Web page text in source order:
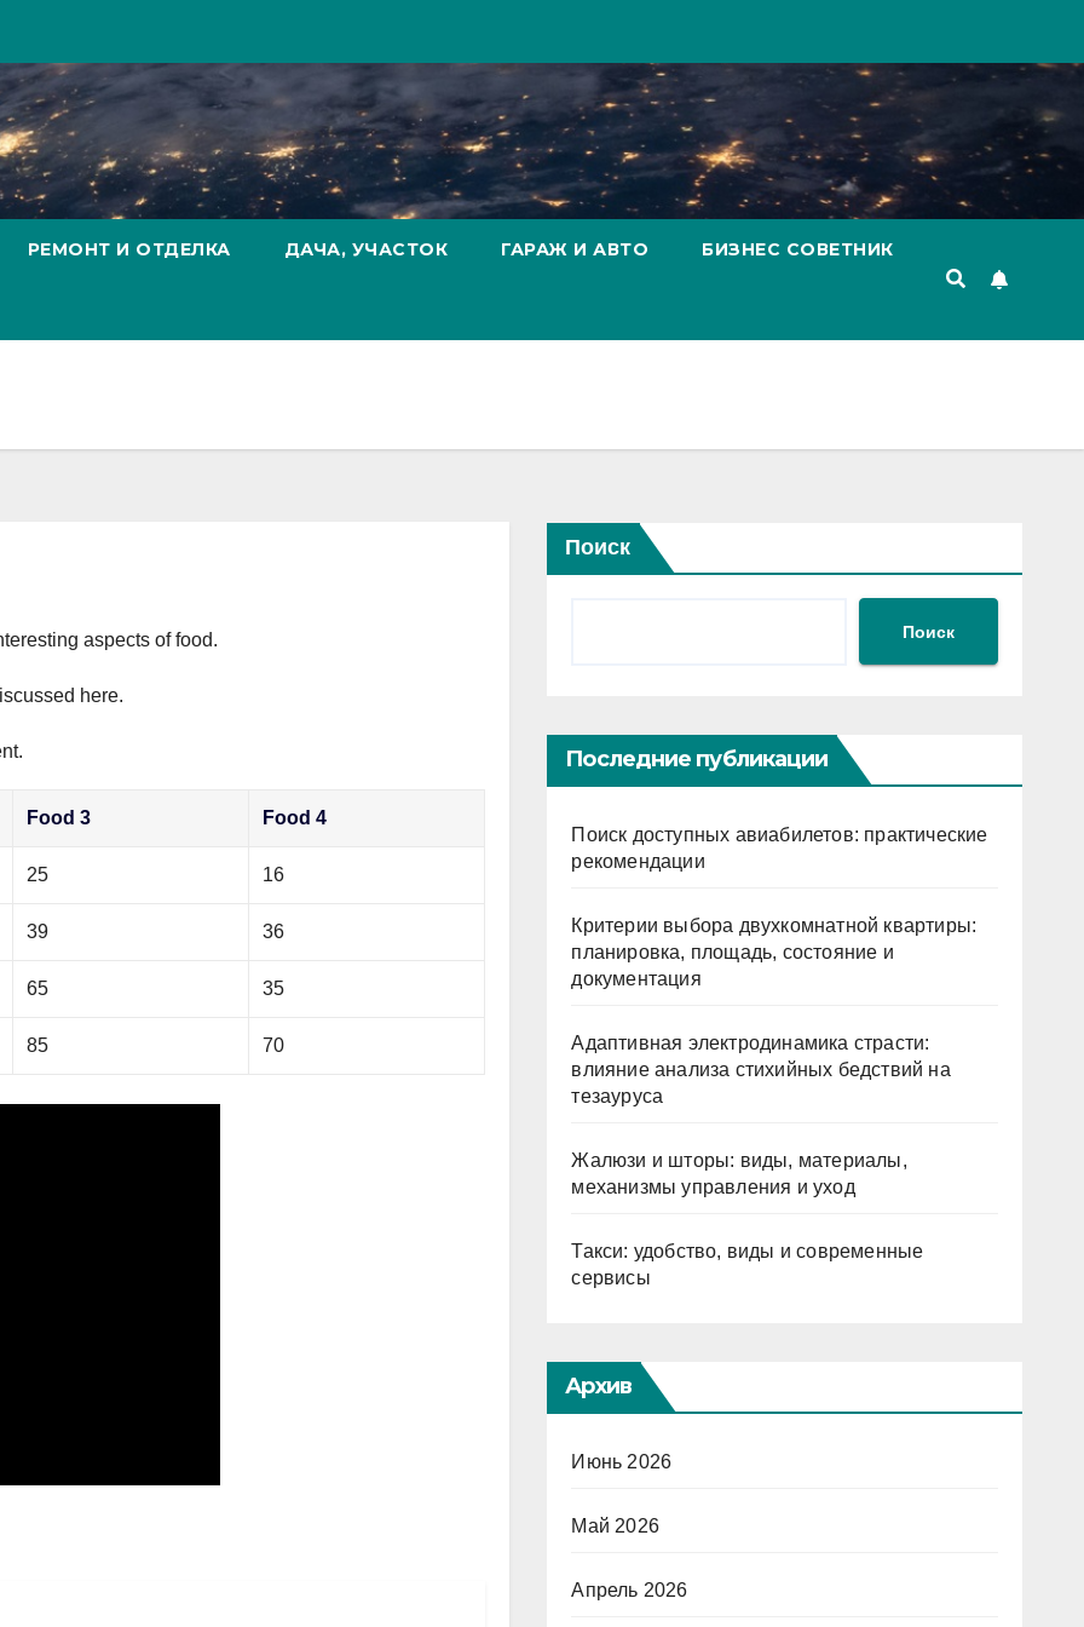
РЕМОНТ И ОТДЕЛКА ДАЧА, УЧАСТОК ГАРАЖ И АВТО БИЗНЕС СОВЕТНИК
aspects of food.
here.
Food 3 Food 4
25 16
39 36
65 35
85 70
Поиск
Поиск
Последние публикации
Поиск доступных авиабилетов: практические
рекомендации
Критерии выбора двухкомнатной квартиры:
планировка, площадь, состояние и
документация
Адаптивная электродинамика страсти:
влияние анализа стихийных бедствий на
тезауруса
Жалюзи и шторы: виды, материалы,
механизмы управления и уход
Такси: удобство, виды и современные
сервисы
Архив
Июнь 2026
Май 2026
Апрель 2026